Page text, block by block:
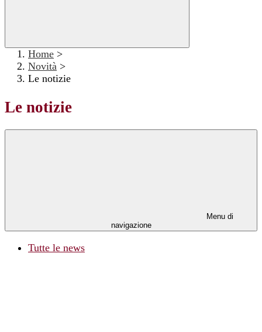
Home >
Novità >
Le notizie
Le notizie
Menu di
navigazione
Tutte le news